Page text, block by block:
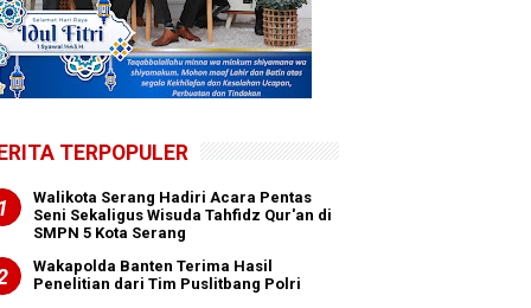
TERPOPULER
Walikota Serang Hadiri Acara Pentas
Seni Sekaligus Wisuda Tahfidz Qur'an di
SMPN 5 Kota Serang
Wakapolda Banten Terima Hasil
Penelitian dari Tim Puslitbang Polri